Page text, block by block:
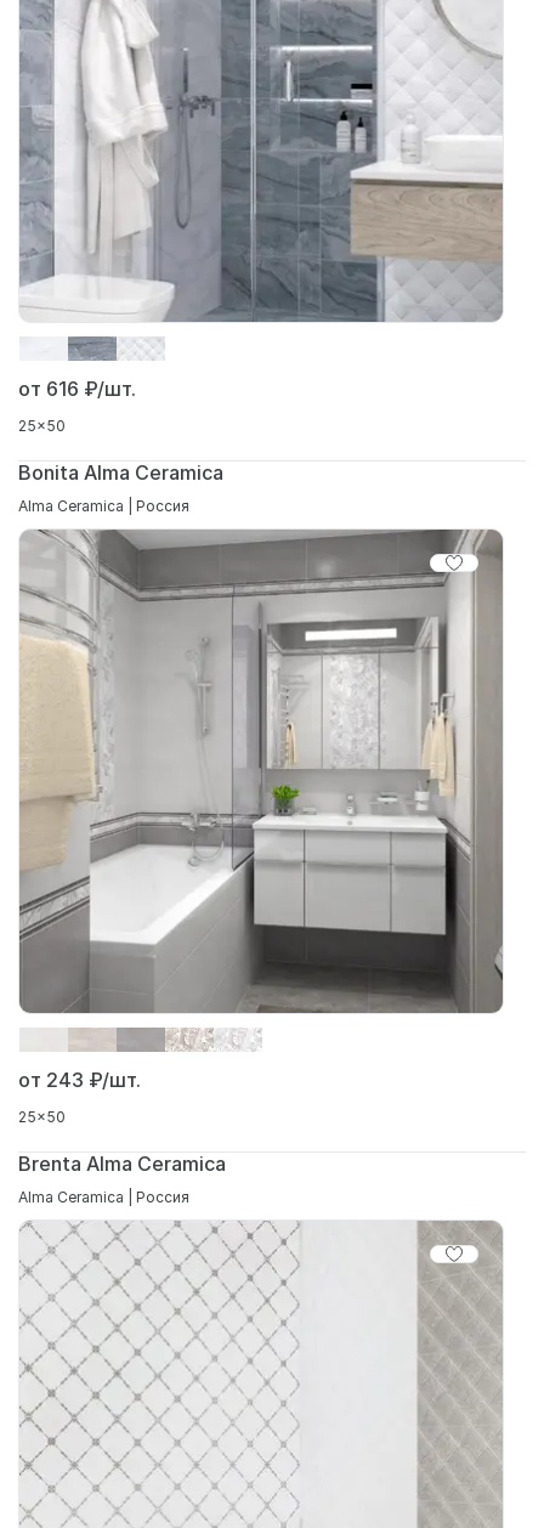
от 616 ₽/шт.
25x50
Bonita Alma Ceramica
Alma Ceramica | Россия
от 243 ₽/шт.
25x50
Brenta Alma Ceramica
Alma Ceramica | Россия